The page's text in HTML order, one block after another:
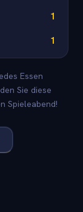
1
1
Essen
Sie diese
Spieleabend!